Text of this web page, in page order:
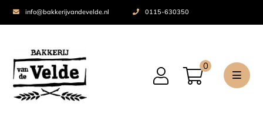
info@bakkerijvandevelde.nl 0115-630350
0